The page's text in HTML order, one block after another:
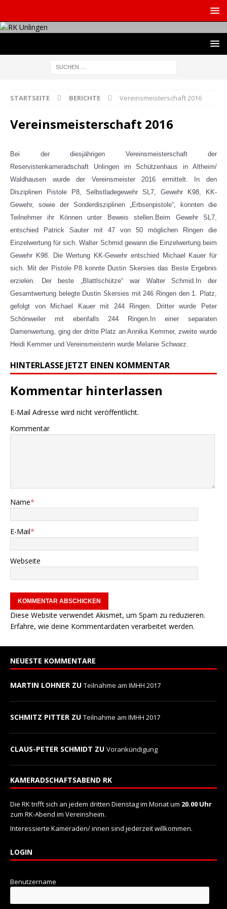
STARTSEITE BERICHTE Vereinsmeisterschaft 2016
Vereinsmeisterschaft 2016
Bei der diesjährigen Vereinsmeisterschaft der
Reservistenkameradschaft Unlingen im Schützenhaus in Altheim/
Waldhausen wurde der Vereinsmeister 2016 ermittelt. In den
Disziplinen Pistole P8, Selbstladegewehr SL7, Gewehr K98, KK-
Gewehr, sowie der Sonderdisziplinen „Erbsenpistole“, konnten die
Teilnehmer ihr Können unter Beweis stellen.Beim Gewehr SL7,
entschied Patrick Sauter mit 47 von 50 möglichen Ringen die
Einzelwertung für sich. Walter Schmid gewann die Einzelwertung beim
Gewehr K98. Die Wertung KK-Gewehr entschied Michael Kauer für
sich. Mit der Pistole P8 konnte Dustin Skersies das Beste Ergebnis
erzielen. Der beste „Blattlschütze“ war Walter Schmid.In der
Gesamtwertung belegte Dustin Skersies mit 246 Ringen den 1. Platz,
gefolgt von Michael Kauer mit 244 Ringen. Dritter wurde Peter
Schönweiler mit ebenfalls 244 Ringen.In einer separaten
Damenwertung, ging der dritte Platz an Annika Kemmer, zweite wurde
Heidi Kemmer und Vereinsmeisterin wurde Melanie Schwarz.
HINTERLASSE JETZT EINEN KOMMENTAR
Kommentar hinterlassen
E-Mail Adresse wird nicht veröffentlicht.
Kommentar
Name*
E-Mail*
Webseite
Diese Website verwendet Akismet, um Spam zu reduzieren.
Erfahre, wie deine Kommentardaten verarbeitet werden.
NEUESTE KOMMENTARE
MARTIN LOHNER ZU Teilnahme am IMHH 2017
SCHMITZ PITTER ZU Teilnahme am IMHH 2017
CLAUS-PETER SCHMIDT ZU Vorankündigung
KAMERADSCHAFTSABEND RK
Die RK trifft sich an jedem dritten Dienstag im Monat um 20.00 Uhr
zum RK-Abend im Vereinsheim.
Interessierte Kameraden/ innen sind jederzeit willkommen.
LOGIN
Benutzername